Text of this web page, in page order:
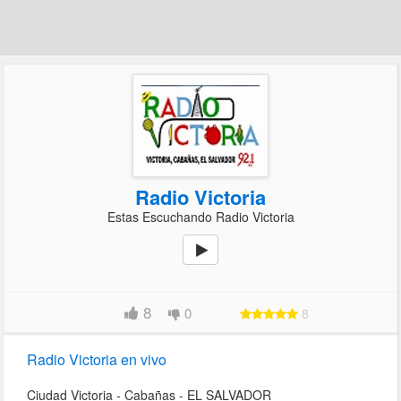
Radio Victoria
Estas Escuchando Radio Victoria
8 0 8
Radio Victoria en vivo
Ciudad Victoria - Cabañas - EL SALVADOR